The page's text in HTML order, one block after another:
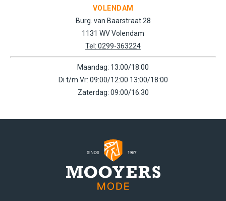
VOLENDAM
Burg. van Baarstraat 28
1131 WV Volendam
Tel: 0299-363224
Maandag: 13:00/18:00
Di t/m Vr: 09:00/12:00 13:00/18:00
Zaterdag: 09:00/16:30